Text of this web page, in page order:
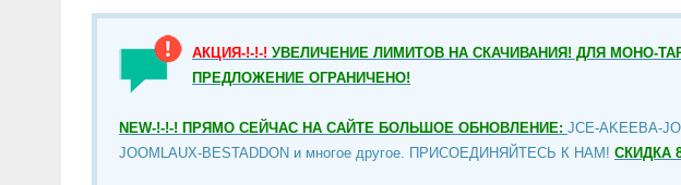
АКЦИЯ-!-!-! УВЕЛИЧЕНИЕ ЛИМИТОВ НА СКАЧИВАНИЯ! ДЛЯ МОНО-
ПРЕДЛОЖЕНИЕ ОГРАНИЧЕНО!
NEW-!-!-! ПРЯМО СЕЙЧАС НА САЙТЕ БОЛЬШОЕ ОБНОВЛЕНИЕ: JCE-AKEEBA-
JOOMLAUX-BESTADDON и многое другое. ПРИСОЕДИНЯЙТЕСЬ К НАМ! СКИДКА